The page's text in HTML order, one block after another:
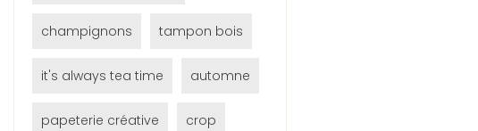
champignons tampon bois
it's always tea time automne
papeterie créative crop